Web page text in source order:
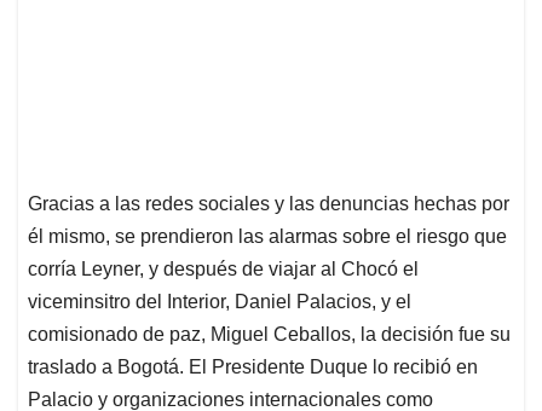
Gracias a las redes sociales y las denuncias hechas por
él mismo, se prendieron las alarmas sobre el riesgo que
corría Leyner, y después de viajar al Chocó el
viceminsitro del Interior, Daniel Palacios, y el
comisionado de paz, Miguel Ceballos, la decisión fue su
traslado a Bogotá. El Presidente Duque lo recibió en
Palacio y organizaciones internacionales como